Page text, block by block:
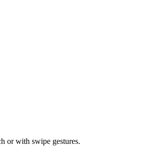
or with swipe gestures.